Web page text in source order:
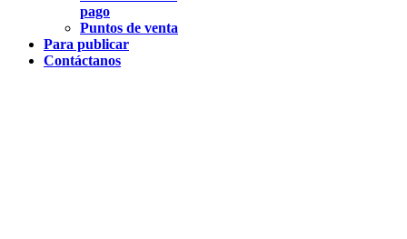
pago
Puntos de venta
Para publicar
Contáctanos